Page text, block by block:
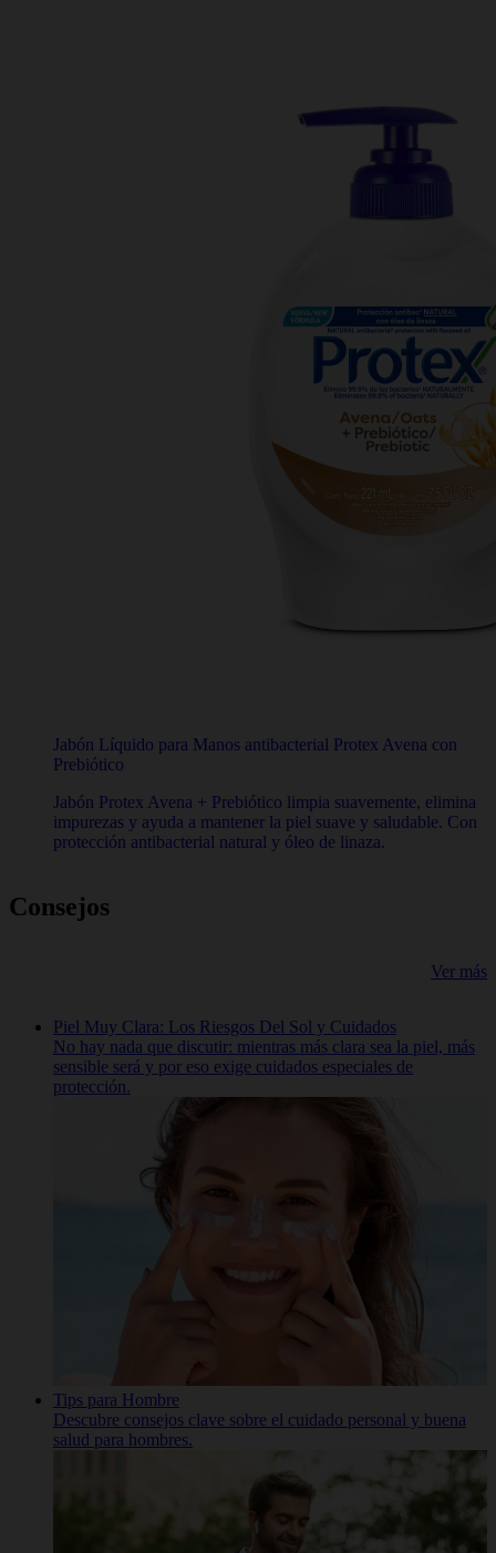
Jabón Líquido para Manos antibacterial Protex Avena con
Prebiótico
Jabón Protex Avena + Prebiótico limpia suavemente, elimina
impurezas y ayuda a mantener la piel suave y saludable. Con
protección antibacterial natural y óleo de linaza.
Consejos
Ver más
Piel Muy Clara: Los Riesgos Del Sol y Cuidados
No hay nada que discutir: mientras más clara sea la piel, más
sensible será y por eso exige cuidados especiales de
protección.
Tips para Hombre
Descubre consejos clave sobre el cuidado personal y buena
salud para hombres.